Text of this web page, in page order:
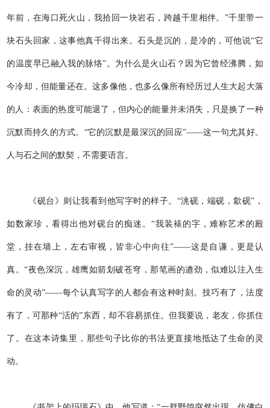
年前，在海口死火山，我拾回一块岩石，跨越千里相伴。”千里带一
块石头回家，这事他真干得出来。石头是沉的，是冷的，可他说“它
的温度早已融入我的脉络”。为什么是火山石？因为它曾经沸腾，如
今冷却，但能量还在。这多像他，也多么像所有经历过人生大起大落
的人：表面的热度可能退了，但内心的能量并未消失，只是换了一种
沉默而持久的方式。“它的沉默是最深沉的回应”——这一句尤其好。
人与石之间的默契，不需要语言。
《砚台》则让我看到他写字时的样子。“洮砚，端砚，歙砚”，
如数家珍，看得出他对砚台的痴迷。“我装裱的字，难称艺术的殿
堂，挂在墙上，左右审视，皆非心中向往”——这是自谦，更是认
真。“夜色深沉，雄鹰如箭划破苍穹，那笔画的遒劲，似难以注入生
命的灵动”——每个认真写字的人都会有这种时刻。技巧有了，法度
有了，可那种“活的”东西，却不容易抓住。但我要说，老友，你抓住
了。在这本诗集里，那些句子比你的书法更直接地抵达了生命的灵
动。